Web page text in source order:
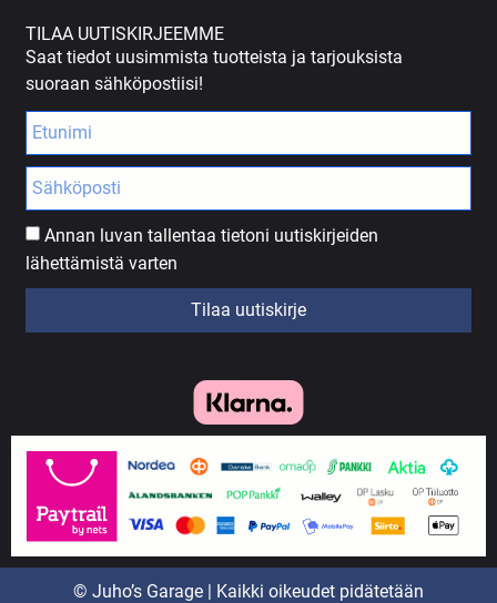
TILAA UUTISKIRJEEMME
Saat tiedot uusimmista tuotteista ja tarjouksista
suoraan sähköpostiisi!
Annan luvan tallentaa tietoni uutiskirjeiden
lähettämistä varten
Tilaa uutiskirje
© Juho’s Garage | Kaikki oikeudet pidätetään